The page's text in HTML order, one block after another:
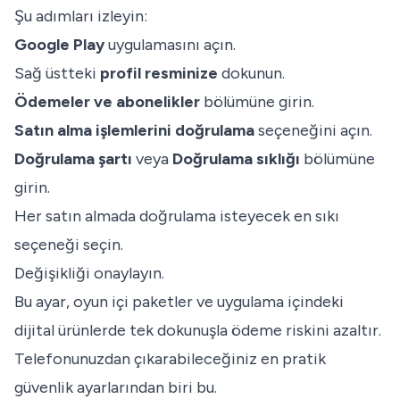
Şu adımları izleyin:
Google Playuygulamasını açın.
Sağ üstteki profil resminize dokunun.
Ödemeler ve abonelikler bölümüne girin.
Satın alma işlemlerini doğrulamaseçeneğini açın.
Doğrulama şartı veya Doğrulama sıklığı bölümüne
girin.
Her satın almada doğrulama isteyecek en sıkı
seçeneği seçin.
Değişikliği onaylayın.
Bu ayar, oyun içi paketler ve uygulama içindeki
dijital ürünlerde tek dokunuşla ödeme riskini azaltır.
Telefonunuzdan çıkarabileceğiniz en pratik
güvenlik ayarlarından biri bu.